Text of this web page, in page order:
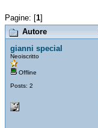
Pagine: [1]
Autore
gianni special
Neoiscritto
Offline
Posts: 2